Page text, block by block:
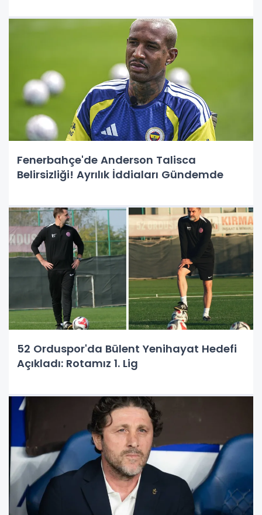
Fenerbahçe'de Anderson Talisca
Belirsizliği! Ayrılık İddiaları Gündemde
52 Orduspor'da Bülent Yenihayat Hedefi
Açıkladı: Rotamız 1. Lig